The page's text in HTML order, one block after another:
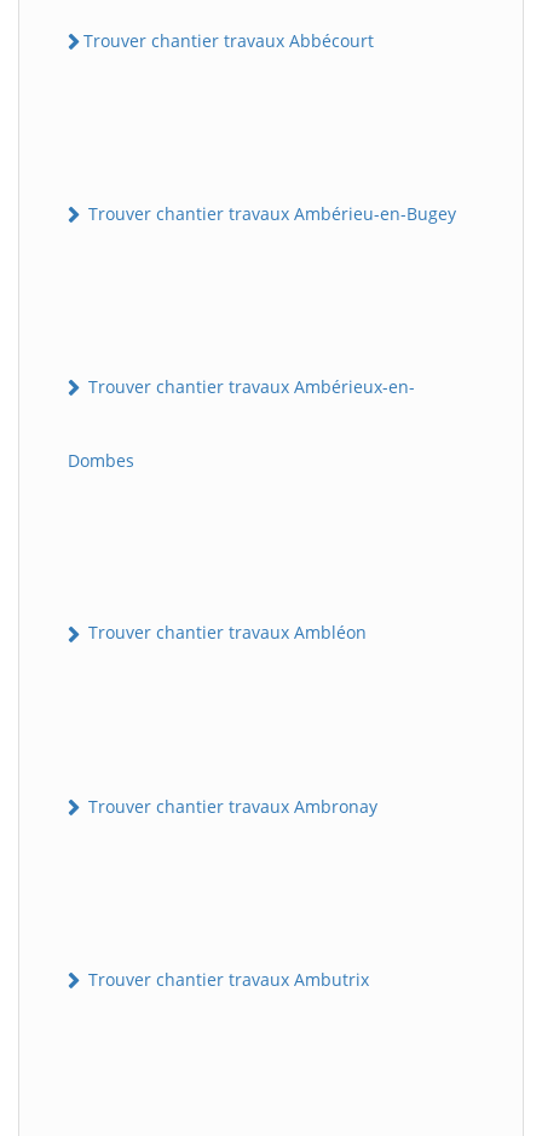
Trouver chantier travaux Abbécourt
Trouver chantier travaux Ambérieu-en-Bugey
Trouver chantier travaux Ambérieux-en-
Dombes
Trouver chantier travaux Ambléon
Trouver chantier travaux Ambronay
Trouver chantier travaux Ambutrix